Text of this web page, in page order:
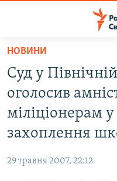
Перейти
основного
матеріалу
Перейти
до
основної
Перейти
ВСЕ ЗА ДОБУ
СТАТТІ
СУСПІЛЬСТВО
ДОНБАС.РЕАЛІЇ
НОВИНИ
Суд у Північній
оголосив
міліціонерам
захоплення
29 травня 2007, 22:12